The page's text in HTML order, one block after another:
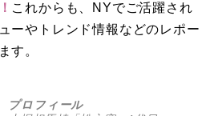
これからも、NYでご活躍され
ーやトレンド情報などのレポー
す。
プロフィール